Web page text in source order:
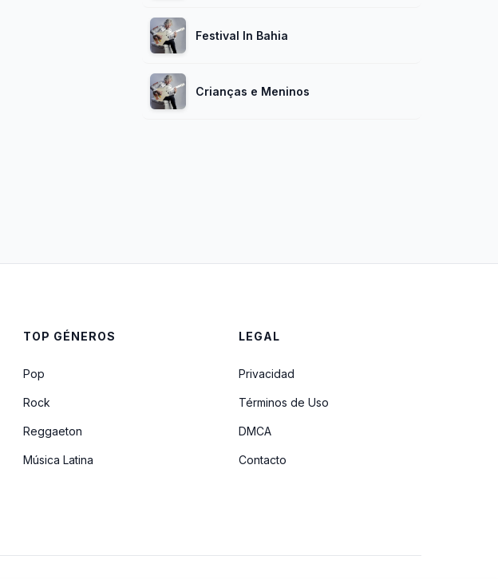
Festival In Bahia
Crianças e Meninos
TOP GÉNEROS
Pop
Rock
Reggaeton
Música Latina
LEGAL
Privacidad
Términos de Uso
DMCA
Contacto